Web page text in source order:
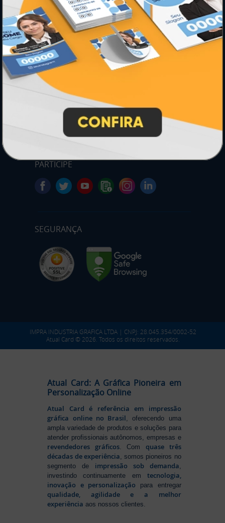
PAGUE COM
* Pagamento com cartão de crédito terá valor adicional.
** Pagamentos a prazo poderão ter acréscimo.
*** Nota fiscal sujeita a emissão de acordo com prestador de
serviço, conforme legislação pertinente.
PARTICIPE
SEGURANÇA
IMPRA INDUSTRIA GRAFICA LTDA | CNPJ: 28.045.354/0002-52
Atual Card © 2026. Todos os direitos reservados.
Atual Card: A Gráfica Pioneira em
Personalização Online
Atual Card é referência em impressão
gráfica online no Brasil, oferecendo uma
ampla variedade de produtos e soluções para
atender profissionais autônomos, empresas e
revendedores gráficos. Comquase três
décadas de experiência, somos pioneiros no
segmento de impressão sob demanda,
investindo continuamente em tecnologia,
inovação e personalização para entregar
qualidade, agilidade e a melhor
experiência aos nossos clientes.